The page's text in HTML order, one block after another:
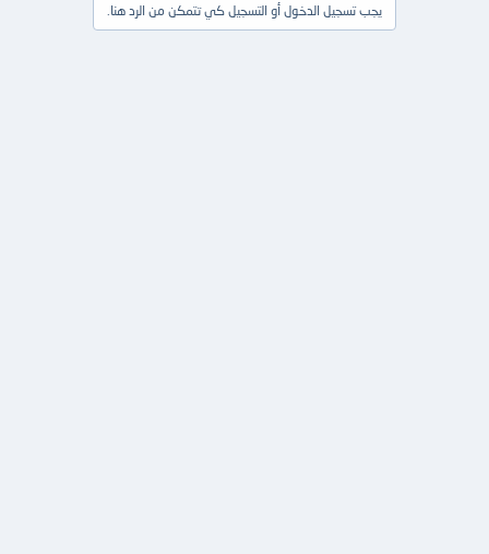
يجب تسجيل الدخول أو التسجيل كي تتمكن من الرد هنا.